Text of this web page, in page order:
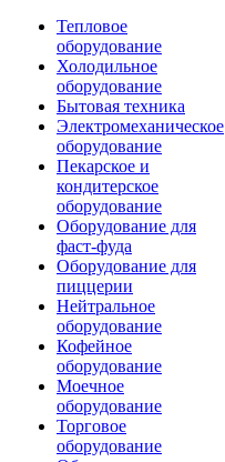
Тепловое
оборудование
Холодильное
оборудование
Бытовая техника
Электромеханическое
оборудование
Пекарское и
кондитерское
оборудование
Оборудование для
фаст-фуда
Оборудование для
пиццерии
Нейтральное
оборудование
Кофейное
оборудование
Моечное
оборудование
Торговое
оборудование